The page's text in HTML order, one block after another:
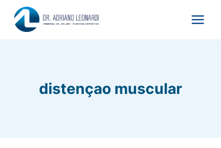
para
distençao muscular